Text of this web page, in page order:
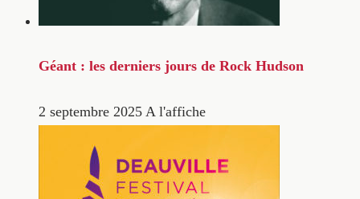
Géant : les derniers jours de Rock Hudson
2 septembre 2025 A l'affiche